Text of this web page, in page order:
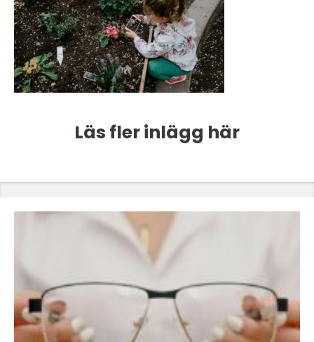
Läs fler inlägg här